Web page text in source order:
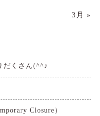
3月 »
だくさん(^^♪
Closure）